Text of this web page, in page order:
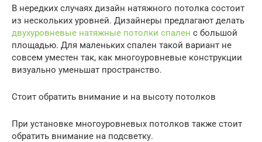
В нередких случаях дизайн натяжного потолка состоит
из нескольких уровней. Дизайнеры предлагают делать
двухуровневые натяжные потолки спален с большой
площадью. Для маленьких спален такой вариант не
совсем уместен так, как многоуровневые конструкции
визуально уменьшат пространство.
Стоит обратить внимание и на высоту потолков
При установке многоуровневых потолков также стоит
обратить внимание на подсветку.